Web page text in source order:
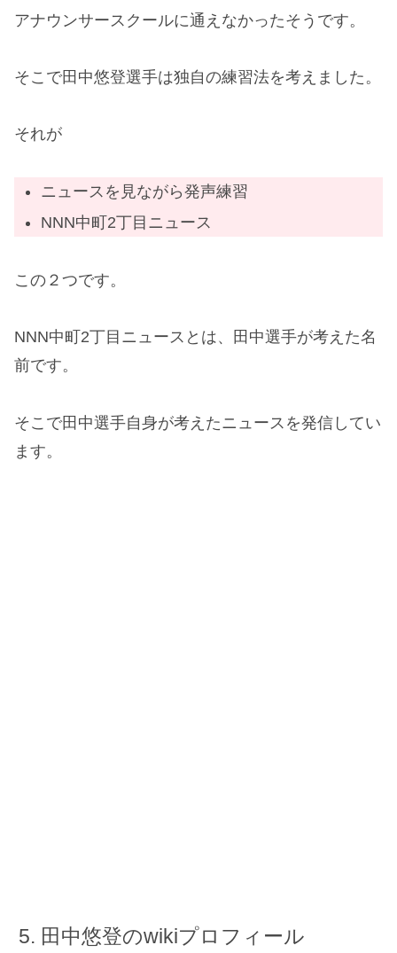
アナウンサースクールに通えなかったそうです。
そこで田中悠登選手は独自の練習法を考えました。
それが
ニュースを見ながら発声練習
NNN中町2丁目ニュース
この２つです。
NNN中町2丁目ニュースとは、田中選手が考えた名
前です。
そこで田中選手自身が考えたニュースを発信してい
ます。
田中悠登のwikiプロフィール